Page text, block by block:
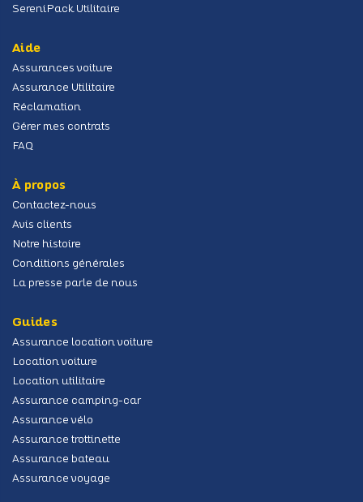
SereniPack Utilitaire
Aide
Assurances voiture
Assurance Utilitaire
Réclamation
Gérer mes contrats
FAQ
À propos
Contactez-nous
Avis clients
Notre histoire
Conditions générales
La presse parle de nous
Guides
Assurance location voiture
Location voiture
Location utilitaire
Assurance camping-car
Assurance vélo
Assurance trottinette
Assurance bateau
Assurance voyage